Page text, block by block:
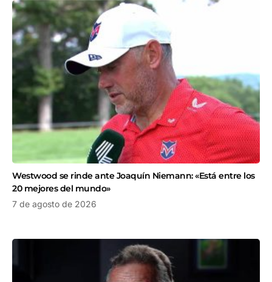
Westwood se rinde ante Joaquín Niemann: «Está entre los
20 mejores del mundo»
7 de agosto de 2026